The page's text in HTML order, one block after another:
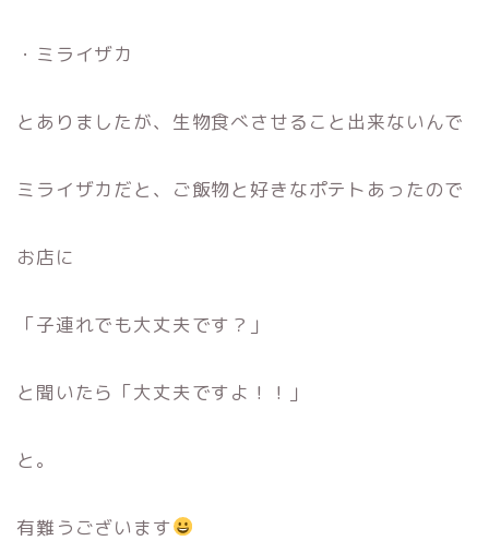
・ミライザカ
とありましたが、生物食べさせること出来ないんで
ミライザカだと、ご飯物と好きなポテトあったので
お店に
「子連れでも大丈夫です？」
と聞いたら「大丈夫ですよ！！」
と。
有難うございます